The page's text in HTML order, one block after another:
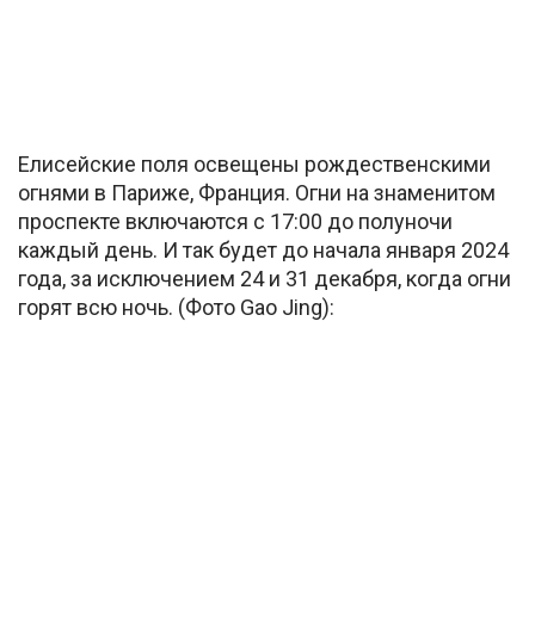
Елисейские поля освещены рождественскими
огнями в Париже, Франция. Огни на знаменитом
проспекте включаются с 17:00 до полуночи
каждый день. И так будет до начала января 2024
года, за исключением 24 и 31 декабря, когда огни
горят всю ночь. (Фото Gao Jing):